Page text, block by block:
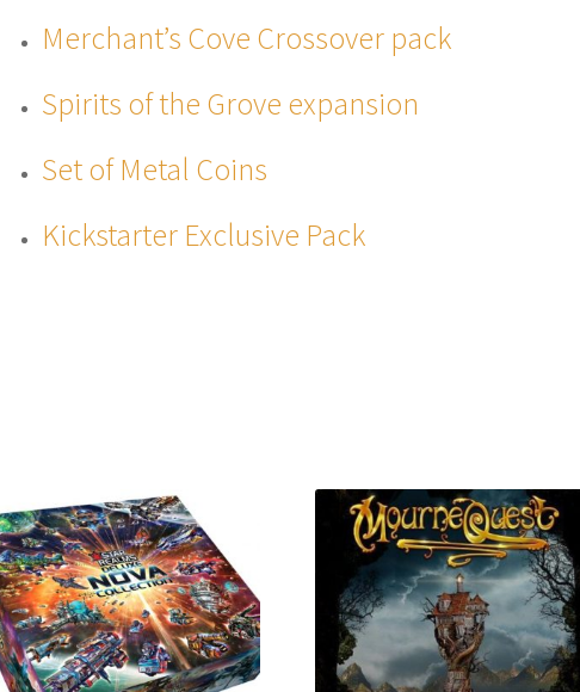
Merchant’s Cove Crossover pack
Spirits of the Grove expansion
Set of Metal Coins
Kickstarter Exclusive Pack